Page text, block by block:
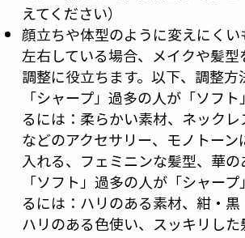
えてください）
顔立ちや体型のように変えにくい
左右している場合、メイクや髪型
調整に役立ちます。以下、調整方
「シャープ」過多の人が「ソフ
るには：柔らかい素材、ネック
などのアクセサリー、モノトーン
入れる、フェミニンな髪型、華の
「ソフト」過多の人が「シャー
るには：ハリのある素材、紺・黒
ハリのある色使い、スッキリし